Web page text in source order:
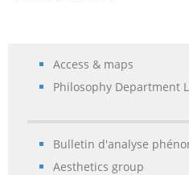
Access & maps
Philosophy Department
Bulletin d'analyse
Aesthetics group